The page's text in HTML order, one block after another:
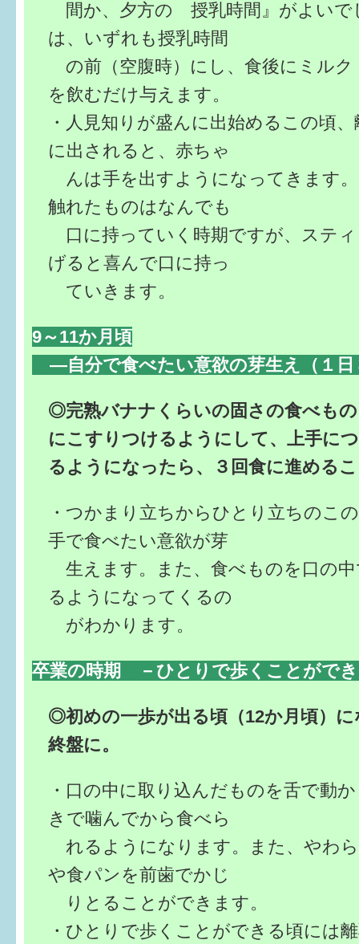
間か、夕方の 授乳時間』がよいで
は、いずれも授乳時間
の前（空腹時）にし、食後にミルク
を飲むだけ与えます。
・人見知りが盛んに出始めるこの頃
に出されると、赤ちゃ
んは手を出すようになってきます
触れたものはなんでも
口に持っていく時期ですが、ステ
げると喜んで口に持っ
ていきます。
9～11か月頃
―自分で食べたい意欲の芽生え（１日
◎完熟バナナくらいの固さの食べも
にこすりつけるようにして、上手に
るようになったら、３回食に進める
・つかまり立ちからひとり立ちのこ
手で食べたい意欲が芽
生えます。また、食べものを口の
るようになってくるの
がわかります。
卒業の時期 －ひとりで歩くことがで
◎初めの一歩が出る頃（12か月頃）
終盤に。
・口の中に取り込んだものを舌で動
きで噛んでから食べら
れるようになります。また、やわ
や食パンを前歯でかじ
りとることができます。
・ひとりで歩くことができる頃には